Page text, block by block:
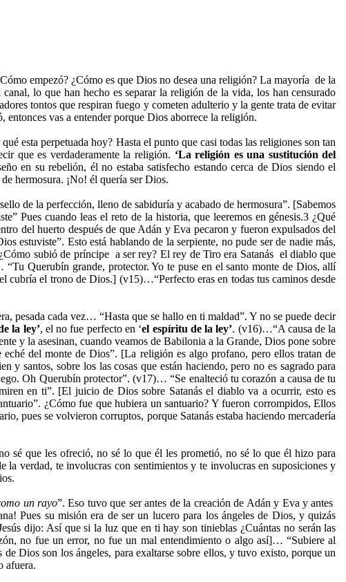
empezó? ¿Cómo es que Dios no desea una religión? La mayoría de la
lo que han hecho es separar la religión de la vida, los han censurado
tontos que respiran fuego y cometen adulterio y la gente trata de evitar
vas a entender porque Dios aborrece la religión.
esta perpetuada hoy? Hasta el punto que casi todas las religiones son tan
que es verdaderamente la religión. ‘La religión es una sustitución del
en su rebelión, él no estaba satisfecho estando cerca de Dios siendo el
hermosura. ¡No! él quería ser Dios.
de la perfección, lleno de sabiduría y acabado de hermosura”. [Sabemos
Pues cuando leas el reto de la historia, que leeremos en génesis.3 ¿Qué
del huerto después de que Adán y Eva pecaron y fueron expulsados del
estuviste”. Esto está hablando de la serpiente, no pude ser de nadie más,
subió de príncipe a ser rey? El rey de Tiro era Satanás el diablo que
Querubín grande, protector. Yo te puse en el santo monte de Dios, allí
cubría el trono de Dios.] (v15)…“Perfecto eras en todas tus caminos desde
pesada cada vez… “Hasta que se hallo en ti maldad”. Y no se puede decir
la ley’, el no fue perfecto en ‘el espíritu de la ley’. (v16)…“A causa de la
y la asesinan, cuando veamos de Babilonia a la Grande, Dios pone sobre
del monte de Dios”. [La religión es algo profano, pero ellos tratan de
santos, sobre los las cosas que están haciendo, pero no es sagrado para
Oh Querubín protector”. (v17)… “Se enalteció tu corazón a causa de tu
en ti”. [El juicio de Dios sobre Satanás el diablo va a ocurrir, esto es
¿Cómo fue que hubiera un santuario? Y fueron corrompidos, Ellos
pues se volvieron corruptos, porque Satanás estaba haciendo mercadería
sé que les ofreció, no sé lo que él les prometió, no sé lo que él hizo para
la verdad, te involucras con sentimientos y te involucras en suposiciones y
un rayo”. Eso tuvo que ser antes de la creación de Adán y Eva y antes
Pues su misión era de ser un lucero para los ángeles de Dios, y quizás
dijo: Así que si la luz que en ti hay son tinieblas ¿Cuántas no serán las
no fue un error, no fue un mal entendimiento o algo así]… “Subiere al
Dios son los ángeles, para exaltarse sobre ellos, y tuvo existo, porque un
afuera.